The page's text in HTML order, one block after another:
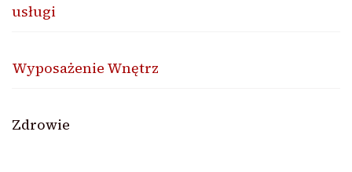
usługi
Wyposażenie Wnętrz
Zdrowie